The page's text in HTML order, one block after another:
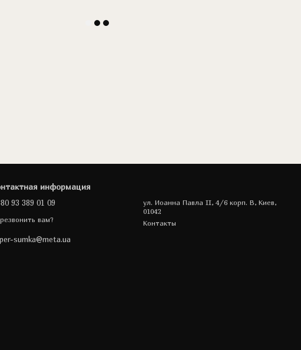
информация
93 389 01 09
вам?
sumka@meta.ua
ул. Иоанна Павла II, 4/6 корп. В, Киев,
01042
Контакты